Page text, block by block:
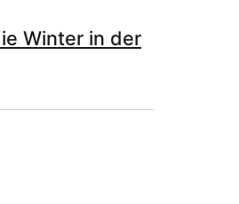
Winter in der